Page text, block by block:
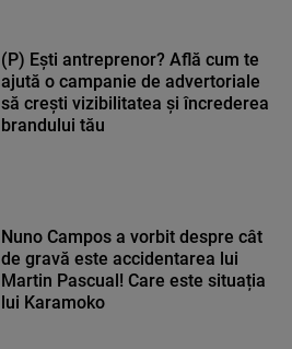
(P) Ești antreprenor? Află cum te
ajută o campanie de advertoriale
să crești vizibilitatea și încrederea
brandului tău
Nuno Campos a vorbit despre cât
de gravă este accidentarea lui
Martin Pascual! Care este situația
lui Karamoko